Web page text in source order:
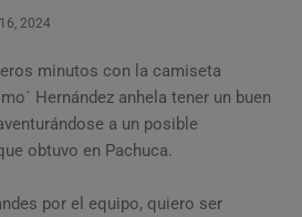
2024
minutos con la camiseta
Hernández anhela tener un buen
a un posible
obtuvo en Pachuca.
por el equipo, quiero ser